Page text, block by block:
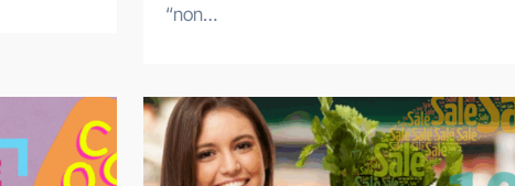
“non…